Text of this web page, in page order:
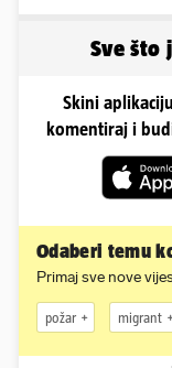
Sve što
Skini
komentiraj i
Odaberi temu
Primaj sve nove
požar migrant